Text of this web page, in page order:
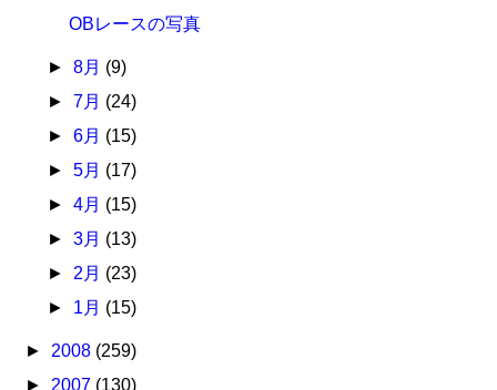
OBレースの写真
► 8月 (9)
► 7月 (24)
► 6月 (15)
► 5月 (17)
► 4月 (15)
► 3月 (13)
► 2月 (23)
► 1月 (15)
► 2008 (259)
► 2007 (130)